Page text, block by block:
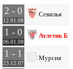
2 - 0
12.01.08
Севилья
1 - 0
06.01.08
Атлетик Б
1 - 1
23.12.07
Мурсия